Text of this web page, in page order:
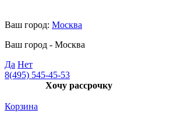
Ваш город: Москва
Ваш город - Москва
Да Нет
8(495) 545-45-53
Хочу рассрочку
Корзина